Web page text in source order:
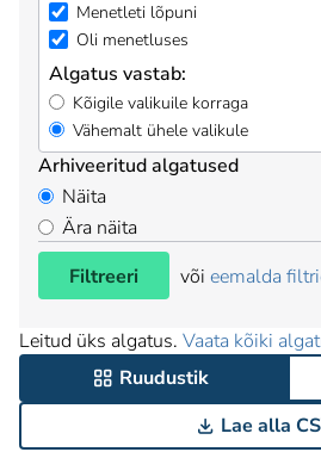
Menetleti lõpuni
Oli menetluses
Algatus vastab:
Kõigile valikuile korraga
Vähemalt ühele valikule
Arhiveeritud algatused
Näita
Ära näita
Filtreeri
või eemalda
Leitud üks algatus. Vaata kõiki
Ruudustik
Lae alla